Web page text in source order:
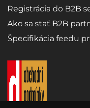
Registrácia do B2B
Ako sa stať B2B
Špecifikácia feedu